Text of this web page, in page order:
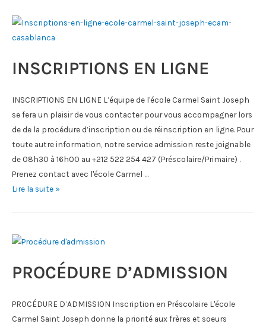
INSCRIPTIONS EN LIGNE
INSCRIPTIONS EN LIGNE L’équipe de l'école Carmel Saint Joseph
se fera un plaisir de vous contacter pour vous accompagner lors
de de la procédure d’inscription ou de réinscription en ligne. Pour
toute autre information, notre service admission reste joignable
de 08h30 à 16h00 au +212 522 254 427 (Préscolaire/Primaire) .
Prenez contact avec l'école Carmel …
INSCRIPTIONS
Lire la suite »
PROCÉDURE D’ADMISSION
PROCÉDURE D’ADMISSION Inscription en Préscolaire L'école
Carmel Saint Joseph donne la priorité aux frères et soeurs